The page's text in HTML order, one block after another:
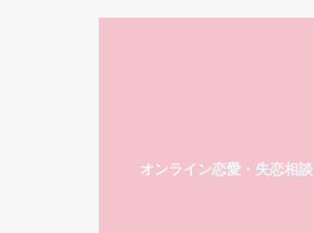
オンライン恋愛・失恋相談